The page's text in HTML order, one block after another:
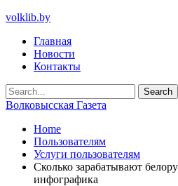
volklib.by
Главная
Новости
Контакты
Волковысская Газета
Home
Пользователям
Услуги пользователям
Сколько зарабатывают
инфографика